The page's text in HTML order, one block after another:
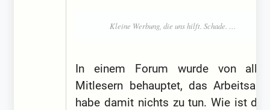
In einem Forum wurde von allen
Mitlesern behauptet, das Arbeitsamt
habe damit nichts zu tun. Wie ist das